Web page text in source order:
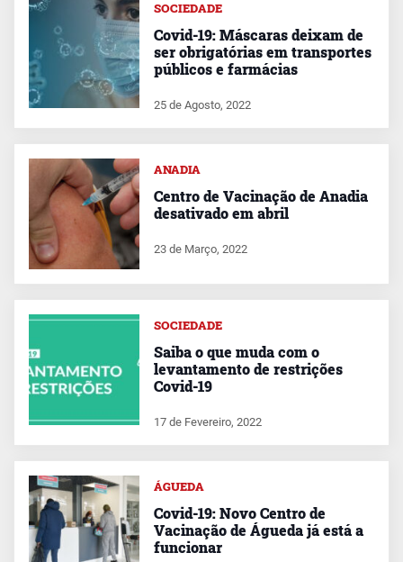
SOCIEDADE
Covid-19: Máscaras deixam de
ser obrigatórias em transportes
públicos e farmácias
25 de Agosto, 2022
ANADIA
Centro de Vacinação de Anadia
desativado em abril
23 de Março, 2022
SOCIEDADE
Saiba o que muda com o
levantamento de restrições
Covid-19
17 de Fevereiro, 2022
ÁGUEDA
Covid-19: Novo Centro de
Vacinação de Águeda já está a
funcionar